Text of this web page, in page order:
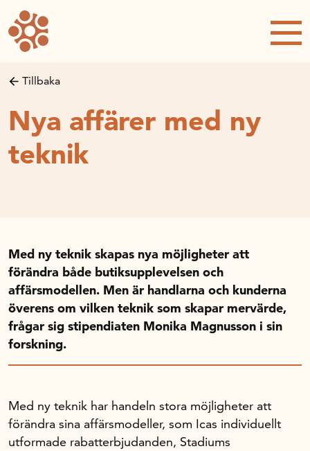
Forskning och utveckling
Forskningsprojekt
Rapporter och publikationer
NRWC – Nordic Retail and Wholesale
conference
Strategi och utveckling
Sök anslag
Forskningsprojekt
Postdoc-stöd
Handelns studentuppsatspris
Infrastrukturellt stöd
Planeringsanslag
Varför bidrar Handelsrådet?
Forskningssatsningar
Tillbaka
Nya affärer med ny
teknik
Med ny teknik har handeln stora möjligheter att
förändra sina affärsmodeller, som Icas individuellt
utformade rabatterbjudanden, Stadiums
Med ny teknik skapas nya möjligheter att
förändra både butiksupplevelsen och
affärsmodellen. Men är handlarna och kunderna
överens om vilken teknik som skapar mervärde,
frågar sig stipendiaten Monika Magnusson i sin
forskning.